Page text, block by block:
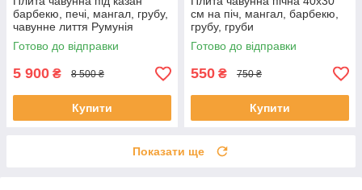
барбекю, печі, мангал, грубу,
чавунне лиття Румунія
Готово до відправки
5 900 ₴ 8 500 ₴
Купити
см на піч, мангал, барбекю,
грубу, груби
Готово до відправки
550 ₴ 750 ₴
Купити
Показати ще